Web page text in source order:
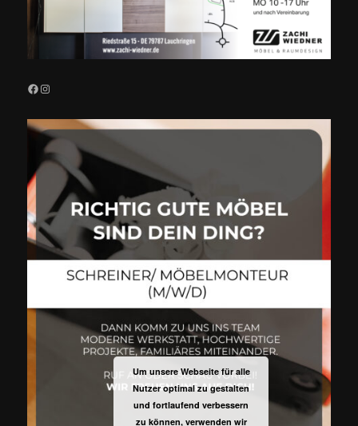
Facebook
Instagram
Um unsere Webseite für alle
Nutzer optimal zu gestalten
und fortlaufend verbessern
zu können, verwenden wir